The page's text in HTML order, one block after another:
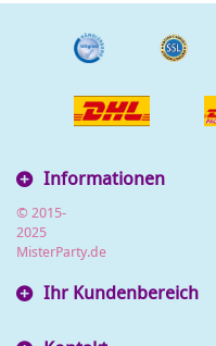
Informationen
© 2015-
2025
MisterParty.de
Ihr Kundenbereich